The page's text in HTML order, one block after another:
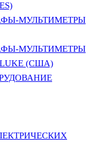
МУЛЬТИМЕТРЫ
МУЛЬТИМЕТРЫ
(США)